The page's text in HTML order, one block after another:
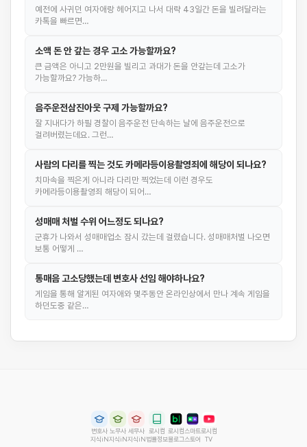
예전에 사귀던 여자애랑 헤어지고 나서 대략 43일간 돈을 빌려달라는
카톡을 빠르면…
소액 돈 안 갚는 경우 고소 가능할까요?
큰 금액은 아니고 2만원을 빌리고 과대가 돈을 안갚는데 고소가
가능할까요? 가능하…
음주운전삼진아웃 구제 가능할까요?
잘 지내다가 하필 경찰이 음주운전 단속하는 날에 음주운전으로
걸려버렸는데요. 그런…
사람의 다리를 찍는 것도 카메라등이용촬영죄에 해당이 되나요?
치마속을 찍은게 아니라 다리만 찍었는데 이런 경우도
카메라등이용촬영죄 해당이 되어…
성매매 처벌 수위 어느정도 되나요?
군휴가 나와서 성매매업소 잠시 갔는데 걸렸습니다. 성매매처벌 나오면
보통 어떻게 …
통매음 고소당했는데 변호사 선임 해야하나요?
게임을 통해 알게된 여자애와 몇주동안 온라인상에서 만나 계속 게임을
하던도중 같은…
변호사
지식iN
노무사
지식iN
세무사
지식iN
로시컴
법률정보
로시컴
블로그
스마트
스토어
로시컴
TV